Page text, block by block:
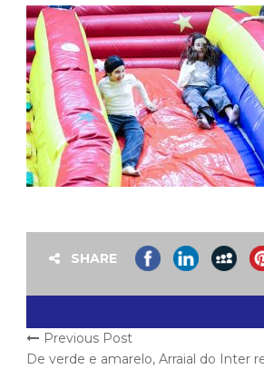
SHARE
Previous Post
De verde e amarelo, Arraial do Inter